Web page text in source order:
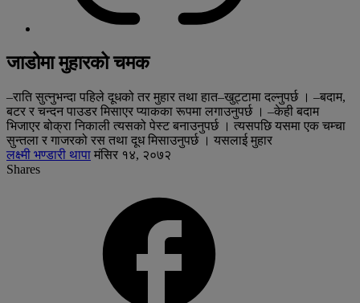
जाडोमा मुहारको चमक
–राति सुत्नुभन्दा पहिले दूधको तर मुहार तथा हात–खुट्टामा दल्नुपर्छ । –बदाम,
बटर र चन्दन पाउडर मिसाएर प्याकका रूपमा लगाउनुपर्छ । –केही बदाम
भिजाएर बोक्रा निकाली त्यसको पेस्ट बनाउनुपर्छ । त्यसपछि यसमा एक चम्चा
सुन्तला र गाजरको रस तथा दूध मिसाउनुपर्छ । यसलाई मुहार
लक्ष्मी भण्डारी थापा मंसिर १४, २०७२
Shares